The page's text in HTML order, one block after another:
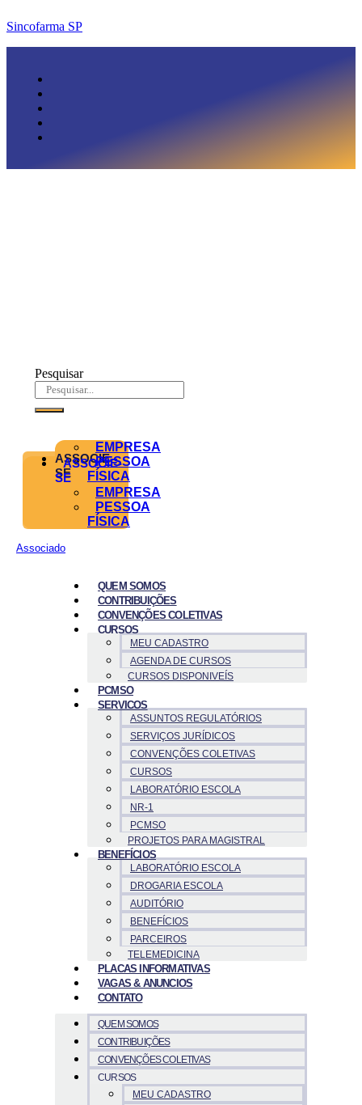
Sincofarma SP
Pesquisar
ASSOCIE-
SE
EMPRESA
PESSOA
FÍSICA
ASSOCIE-
SE
EMPRESA
PESSOA
FÍSICA
Associado
QUEM SOMOS
CONTRIBUIÇÕES
CONVENÇÕES COLETIVAS
CURSOS
MEU CADASTRO
AGENDA DE CURSOS
CURSOS DISPONIVEÍS
PCMSO
SERVICOS
ASSUNTOS REGULATÓRIOS
SERVIÇOS JURÍDICOS
CONVENÇÕES COLETIVAS
CURSOS
LABORATÓRIO ESCOLA
NR-1
PCMSO
PROJETOS PARA MAGISTRAL
BENEFÍCIOS
LABORATÓRIO ESCOLA
DROGARIA ESCOLA
AUDITÓRIO
BENEFÍCIOS
PARCEIROS
TELEMEDICINA
PLACAS INFORMATIVAS
VAGAS & ANUNCIOS
CONTATO
QUEM SOMOS
CONTRIBUIÇÕES
CONVENÇÕES COLETIVAS
CURSOS
MEU CADASTRO